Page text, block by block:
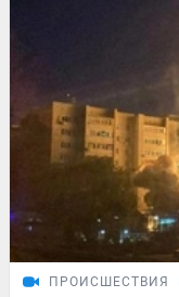
ПРОИСШЕСТВИЯ